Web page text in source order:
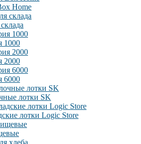
Home
1000
2000
6000
лотки SK
лотки Logic Store